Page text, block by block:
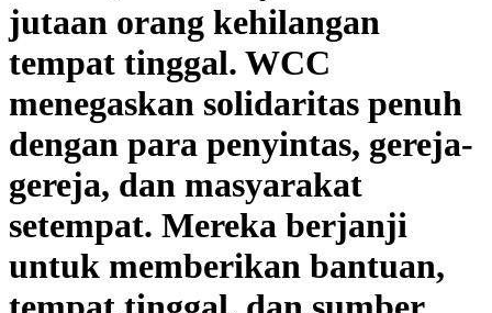
jutaan orang kehilangan
tempat tinggal. WCC
menegaskan solidaritas penuh
dengan para penyintas, gereja-
gereja, dan masyarakat
setempat. Mereka berjanji
untuk memberikan bantuan,